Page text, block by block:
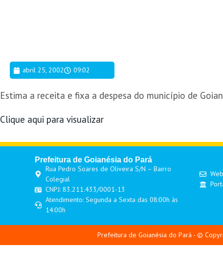
abril 25, 2002 09:02
Estima a receita e fixa a despesa do município de
Clique aqui para visualizar
Prefeitura de Goianésia do Pará
Rua Pedro Soares de Oliveira S/N – Bairro
Colegial
CNPJ: 83.211.433/0001-13
Atendimento: Segunda a Sexta das 08:00h às
14:00h
Prefeitura de Goianésia do Pará - ©